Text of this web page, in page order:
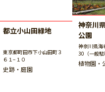
都立小山田緑地
東京都町田市下小山田町３
６１−１０
史跡・庭園
神奈川
公園
神奈川県海
30（一般駐
植物園・